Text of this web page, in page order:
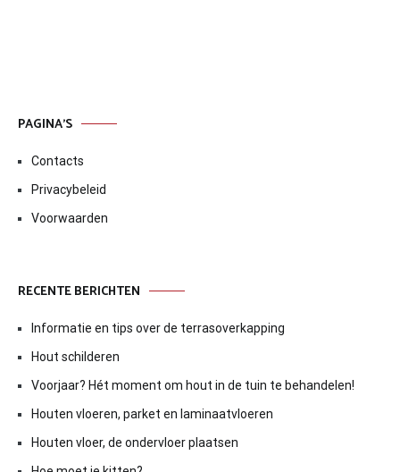
PAGINA’S
Contacts
Privacybeleid
Voorwaarden
RECENTE BERICHTEN
Informatie en tips over de terrasoverkapping
Hout schilderen
Voorjaar? Hét moment om hout in de tuin te behandelen!
Houten vloeren, parket en laminaatvloeren
Houten vloer, de ondervloer plaatsen